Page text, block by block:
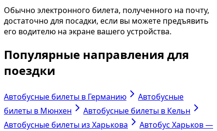
Обычно электронного билета, полученного на почту,
достаточно для посадки, если вы можете предъявить
его водителю на экране вашего устройства.
Популярные направления для
поездки
Автобусные билеты в Германию
Автобусные
билеты в Мюнхен
Автобусные билеты в Кельн
Автобусные билеты из Харькова
Автобус Харьков —